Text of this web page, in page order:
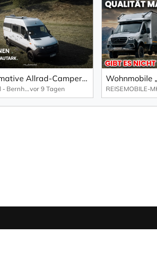
Der ultimative Allrad-Camper auf Mercedes Sprinter Basis | MM 6.0 DIVERSO VAN | Multimobil
Multimobil - Bernhard Rainervor 9 Tagen